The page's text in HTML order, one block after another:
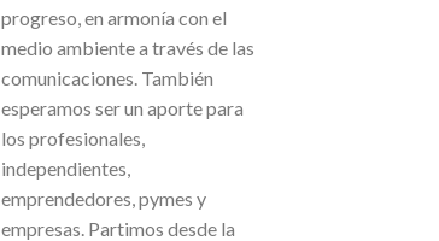
progreso, en armonía con el
medio ambiente a través de las
comunicaciones. También
esperamos ser un aporte para
los profesionales,
independientes,
emprendedores, pymes y
empresas. Partimos desde la